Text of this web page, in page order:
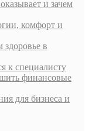
и зачем
комфорт и
здоровье в
к специалисту
финансовые
для бизнеса и